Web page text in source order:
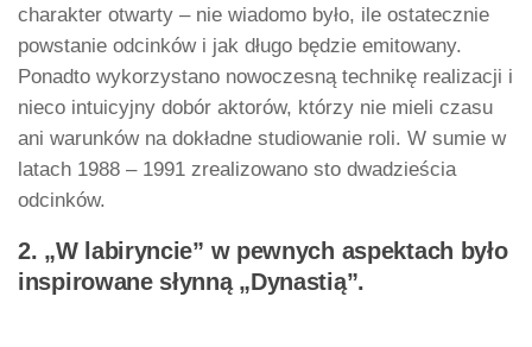
charakter otwarty – nie wiadomo było, ile ostatecznie
powstanie odcinków i jak długo będzie emitowany.
Ponadto wykorzystano nowoczesną technikę realizacji i
nieco intuicyjny dobór aktorów, którzy nie mieli czasu
ani warunków na dokładne studiowanie roli. W sumie w
latach 1988 – 1991 zrealizowano sto dwadzieścia
odcinków.
2. „W labiryncie” w pewnych aspektach było
inspirowane słynną „Dynastią”.